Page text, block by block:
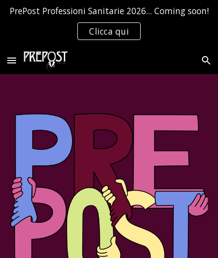
Skip to navigation
PrePost Professioni Sanitarie 2026... Coming soon!
Clicca qui